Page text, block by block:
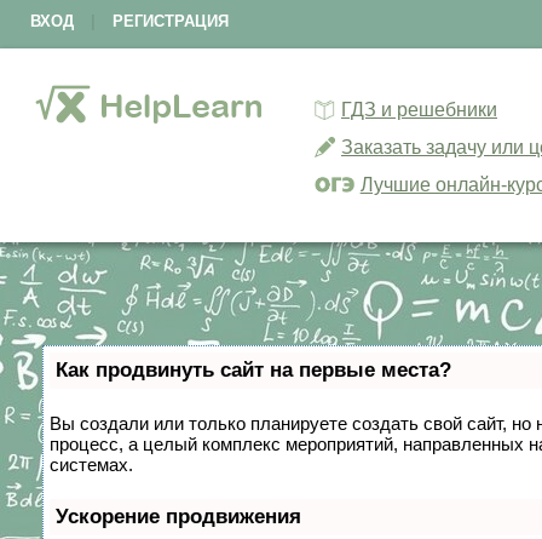
ВХОД РЕГИСТРАЦИЯ
ГДЗ и решебники
Заказать задачу или
Лучшие онлайн-
Как продвинуть сайт на первые места?
Вы создали или только планируете создать свой сайт,
процесс, а целый комплекс мероприятий, направленных
системах.
Ускорение продвижения